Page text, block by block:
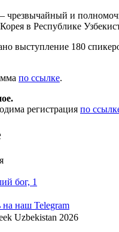
и
в Республике
выступление 180
по ссылке.
регистрация по
бог, 1
наш Telegram
Uzbekistan 2026